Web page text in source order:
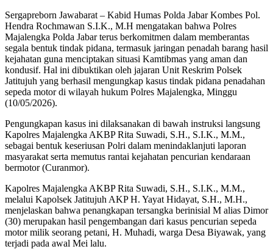
Sergapreborn Jawabarat – Kabid Humas Polda Jabar Kombes Pol.
Hendra Rochmawan S.I.K., M.H mengatakan bahwa Polres
Majalengka Polda Jabar terus berkomitmen dalam memberantas
segala bentuk tindak pidana, termasuk jaringan penadah barang hasil
kejahatan guna menciptakan situasi Kamtibmas yang aman dan
kondusif. Hal ini dibuktikan oleh jajaran Unit Reskrim Polsek
Jatitujuh yang berhasil mengungkap kasus tindak pidana penadahan
sepeda motor di wilayah hukum Polres Majalengka, Minggu
(10/05/2026).
Pengungkapan kasus ini dilaksanakan di bawah instruksi langsung
Kapolres Majalengka AKBP Rita Suwadi, S.H., S.I.K., M.M.,
sebagai bentuk keseriusan Polri dalam menindaklanjuti laporan
masyarakat serta memutus rantai kejahatan pencurian kendaraan
bermotor (Curanmor).
Kapolres Majalengka AKBP Rita Suwadi, S.H., S.I.K., M.M.,
melalui Kapolsek Jatitujuh AKP H. Yayat Hidayat, S.H., M.H.,
menjelaskan bahwa penangkapan tersangka berinisial M alias Dimor
(30) merupakan hasil pengembangan dari kasus pencurian sepeda
motor milik seorang petani, H. Muhadi, warga Desa Biyawak, yang
terjadi pada awal Mei lalu.